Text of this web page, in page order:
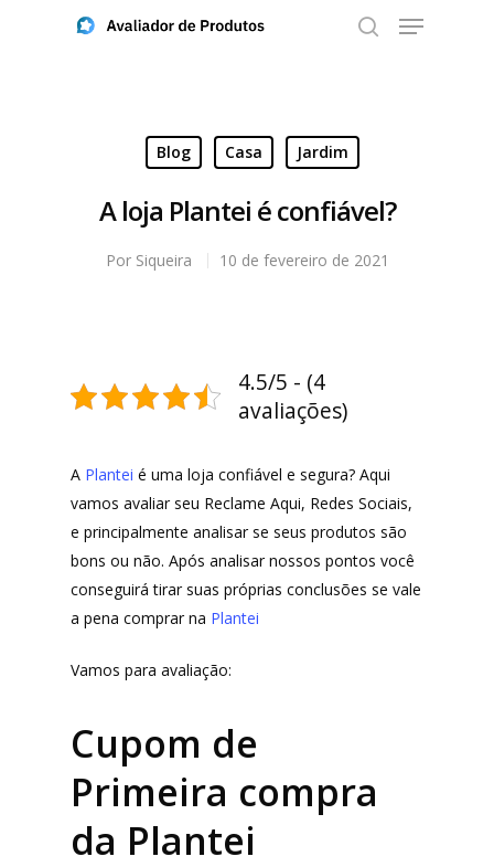
Aperte ENTER para buscar ou ESC para fechar
Blog Casa Jardim
A loja Plantei é confiável?
Por Siqueira 10 de fevereiro de 2021
4.5/5 - (4
avaliações)
A Plantei é uma loja confiável e segura? Aqui
vamos avaliar seu Reclame Aqui, Redes Sociais,
e principalmente analisar se seus produtos são
bons ou não. Após analisar nossos pontos você
conseguirá tirar suas próprias conclusões se vale
a pena comprar na Plantei
Vamos para avaliação:
Cupom de
Primeira compra
da Plantei